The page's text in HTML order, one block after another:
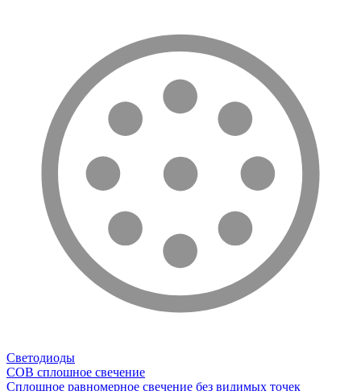
Светодиоды
COB сплошное свечение
Сплошное равномерное свечение без видимых точек